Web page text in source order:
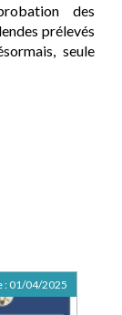
des
prélevés
seule
: 01/04/2025